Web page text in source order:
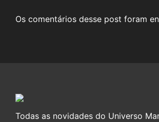
Os comentários desse post foram
Todas as novidades do Universo